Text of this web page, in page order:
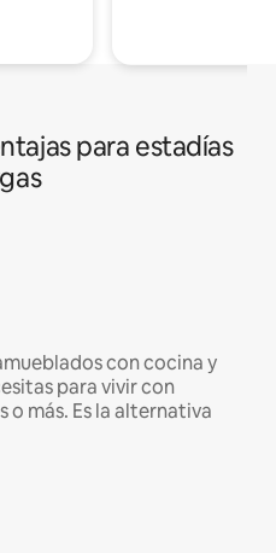
para estadías
con cocina y
para vivir con
más. Es la alternativa